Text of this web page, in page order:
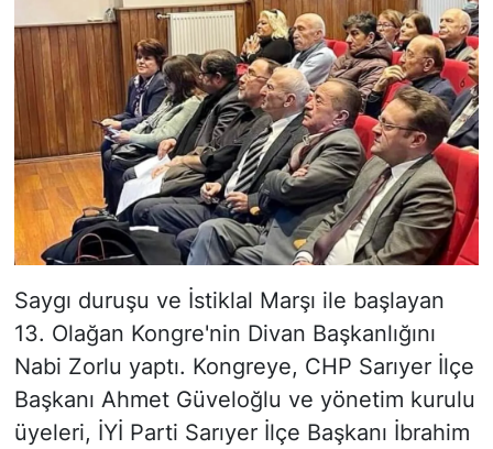
Saygı duruşu ve İstiklal Marşı ile başlayan
13. Olağan Kongre'nin Divan Başkanlığını
Nabi Zorlu yaptı. Kongreye, CHP Sarıyer İlçe
Başkanı Ahmet Güveloğlu ve yönetim kurulu
üyeleri, İYİ Parti Sarıyer İlçe Başkanı İbrahim